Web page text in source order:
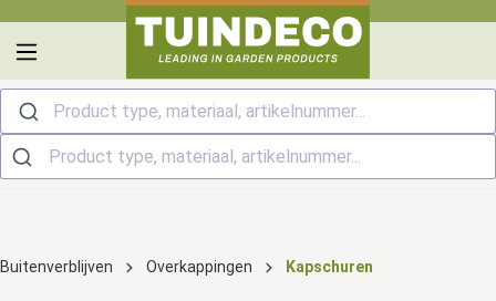
Product type, materiaal, artikelnummer...
Buitenverblijven Overkappingen Kapschuren